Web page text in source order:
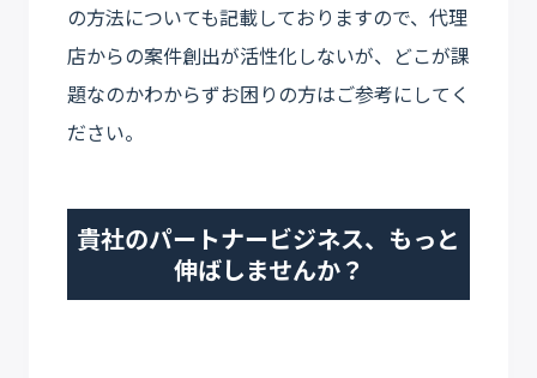
の方法についても記載しておりますので、代理
店からの案件創出が活性化しないが、どこが課
題なのかわからずお困りの方はご参考にしてく
ださい。
貴社のパートナービジネス、もっと
伸ばしませんか？